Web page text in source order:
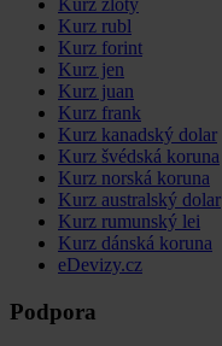
Kurz zlotý
Kurz rubl
Kurz forint
Kurz jen
Kurz juan
Kurz frank
Kurz kanadský dolar
Kurz švédská koruna
Kurz norská koruna
Kurz australský dolar
Kurz rumunský lei
Kurz dánská koruna
eDevizy.cz
Podpora